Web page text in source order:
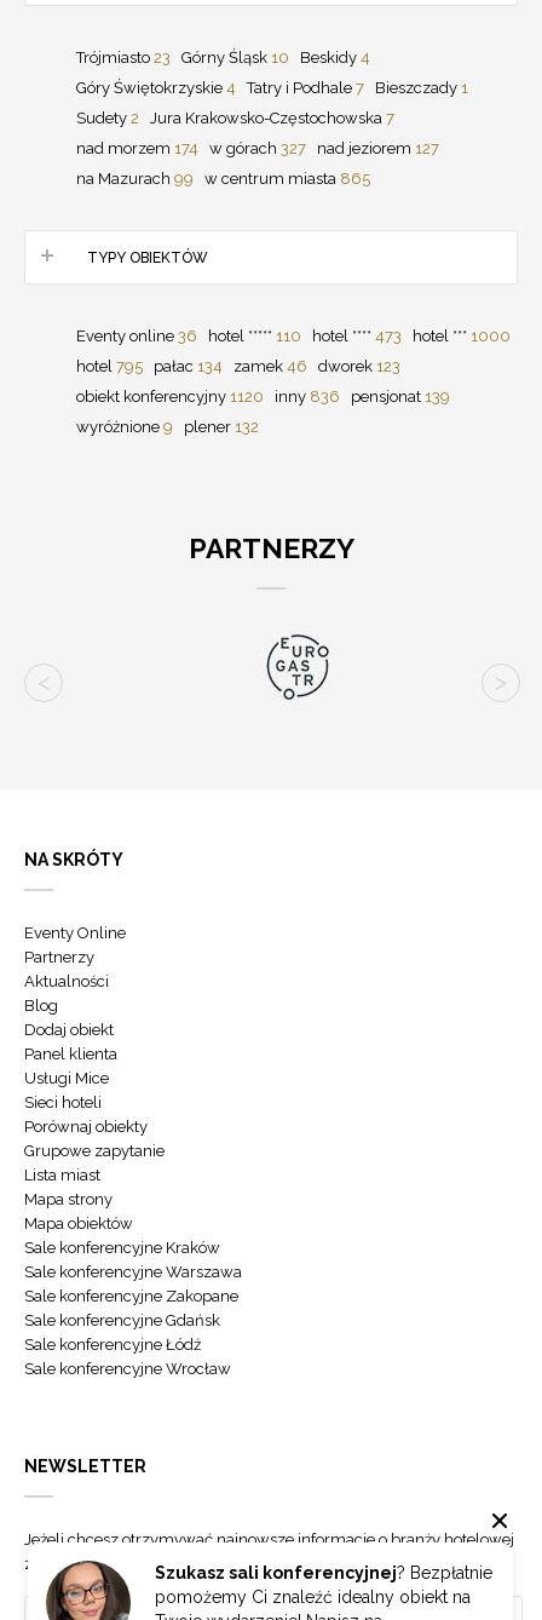
Trójmiasto 23 Górny Śląsk 10 Beskidy 4
Góry Świętokrzyskie 4 Tatry i Podhale 7 Bieszczady 1
Sudety 2 Jura Krakowsko-Częstochowska 7
nad morzem 174 w górach 327 nad jeziorem 127
na Mazurach 99 w centrum miasta 865
TYPY OBIEKTÓW
Eventy online 36 hotel ***** 110 hotel **** 473 hotel *** 1000
hotel 795 pałac 134 zamek 46 dworek 123
obiekt konferencyjny 1120 inny 836 pensjonat 139
wyróżnione 9 plener 132
PARTNERZY
Szukasz sali konferencyjnej? Bezpłatnie
pomożemy Ci znaleźć idealny obiekt na
NA SKRÓTY
Eventy Online
Partnerzy
Aktualności
Blog
Dodaj obiekt
Panel klienta
Usługi Mice
Sieci hoteli
Porównaj obiekty
Grupowe zapytanie
Lista miast
Mapa strony
Mapa obiektów
Sale konferencyjne Kraków
Sale konferencyjne Warszawa
Sale konferencyjne Zakopane
Sale konferencyjne Gdańsk
Sale konferencyjne Łódź
Sale konferencyjne Wrocław
NEWSLETTER
Jeżeli chcesz otrzymywać najnowsze informacje o branży hotelowej
zapisz się do naszego newslettera.